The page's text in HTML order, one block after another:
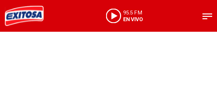
95.5 FM
EN VIVO